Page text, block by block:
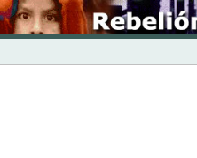
Skip
to
content
INICIO